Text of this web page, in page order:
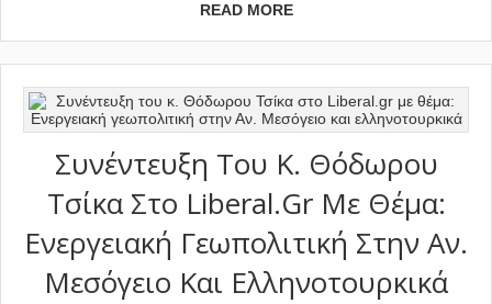
READ MORE
Συνέντευξη Του Κ. Θόδωρου
Τσίκα Στο Liberal.gr Με Θέμα:
Ενεργειακή Γεωπολιτική Στην Αν.
Μεσόγειο Και Ελληνοτουρκικά